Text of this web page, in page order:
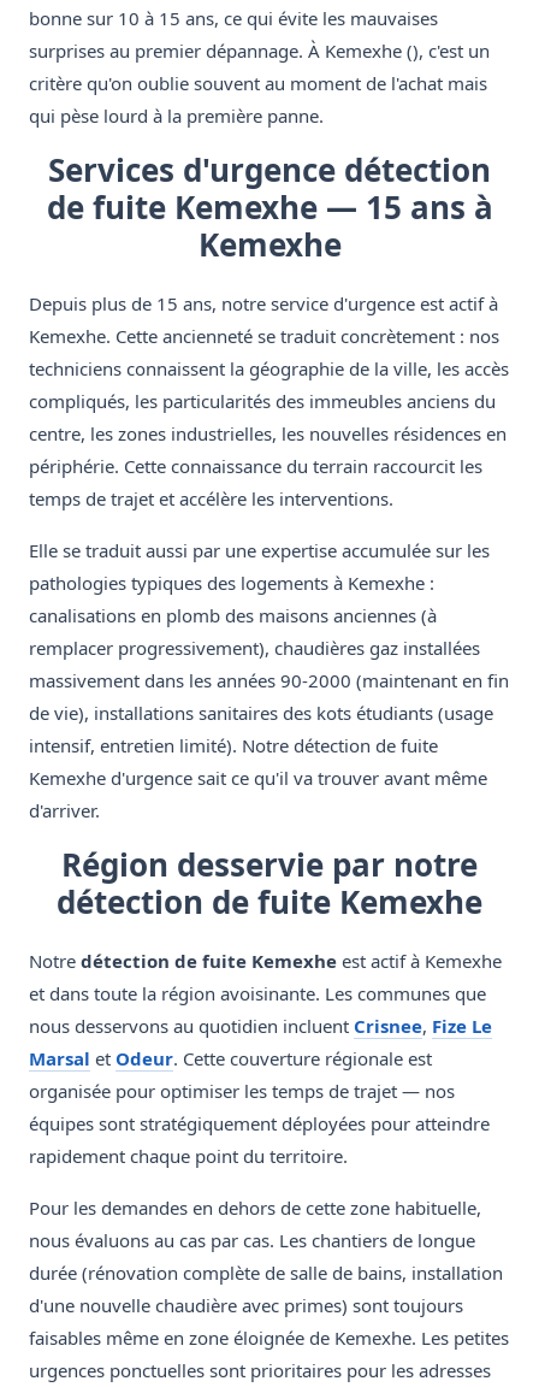
bonne sur 10 à 15 ans, ce qui évite les mauvaises
surprises au premier dépannage. À Kemexhe (), c'est un
critère qu'on oublie souvent au moment de l'achat mais
qui pèse lourd à la première panne.
Services d'urgence détection
de fuite Kemexhe — 15 ans à
Kemexhe
Depuis plus de 15 ans, notre service d'urgence est actif à
Kemexhe. Cette ancienneté se traduit concrètement : nos
techniciens connaissent la géographie de la ville, les accès
compliqués, les particularités des immeubles anciens du
centre, les zones industrielles, les nouvelles résidences en
périphérie. Cette connaissance du terrain raccourcit les
temps de trajet et accélère les interventions.
Elle se traduit aussi par une expertise accumulée sur les
pathologies typiques des logements à Kemexhe :
canalisations en plomb des maisons anciennes (à
remplacer progressivement), chaudières gaz installées
massivement dans les années 90-2000 (maintenant en fin
de vie), installations sanitaires des kots étudiants (usage
intensif, entretien limité). Notre détection de fuite
Kemexhe d'urgence sait ce qu'il va trouver avant même
d'arriver.
Région desservie par notre
détection de fuite Kemexhe
Notre détection de fuite Kemexhe est actif à Kemexhe
et dans toute la région avoisinante. Les communes que
nous desservons au quotidien incluent Crisnee, Fize Le
Marsal et Odeur. Cette couverture régionale est
organisée pour optimiser les temps de trajet — nos
équipes sont stratégiquement déployées pour atteindre
rapidement chaque point du territoire.
Pour les demandes en dehors de cette zone habituelle,
nous évaluons au cas par cas. Les chantiers de longue
durée (rénovation complète de salle de bains, installation
d'une nouvelle chaudière avec primes) sont toujours
faisables même en zone éloignée de Kemexhe. Les petites
urgences ponctuelles sont prioritaires pour les adresses